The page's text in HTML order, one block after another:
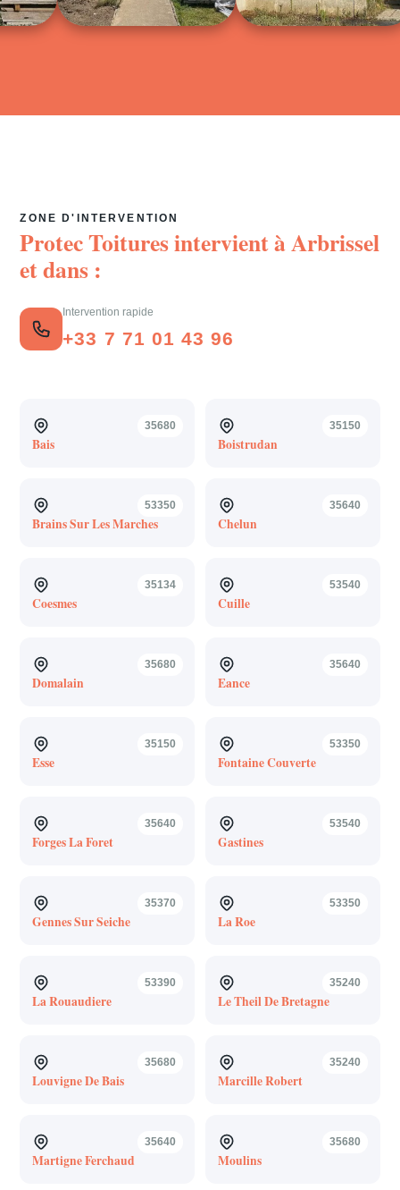
ZONE D'INTERVENTION
Protec Toitures intervient àArbrissel
et dans :
Intervention rapide
+33 7 71 01 43 96
35680
Bais
35150
Boistrudan
53350
Brains Sur Les Marches
35640
Chelun
35134
Coesmes
53540
Cuille
35680
Domalain
35640
Eance
35150
Esse
53350
Fontaine Couverte
35640
Forges La Foret
53540
Gastines
35370
Gennes Sur Seiche
53350
La Roe
53390
La Rouaudiere
35240
Le Theil De Bretagne
35680
Louvigne De Bais
35240
Marcille Robert
35640
Martigne Ferchaud
35680
Moulins